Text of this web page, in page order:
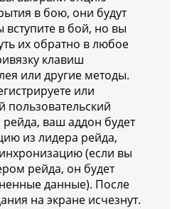
в бою, они будут
вступите в бой, но вы
их обратно в любое
клавиш
или другие методы.
или
пользовательский
ваш аддон будет
из лидера рейда,
(если вы
рейда, он будет
данные). После
на экране исчезнут.